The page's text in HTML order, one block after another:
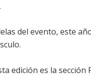
.
del evento, este
.
edición es la sección